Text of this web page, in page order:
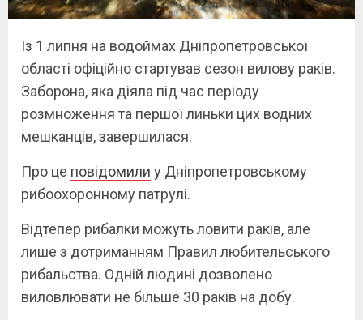
Із 1 липня на водоймах Дніпропетровської
області офіційно стартував сезон вилову раків.
Заборона, яка діяла під час періоду
розмноження та першої линьки цих водних
мешканців, завершилася.
Про це повідомили у Дніпропетровському
рибоохоронному патрулі.
Відтепер рибалки можуть ловити раків, але
лише з дотриманням Правил любительського
рибальства. Одній людині дозволено
виловлювати не більше 30 раків на добу.